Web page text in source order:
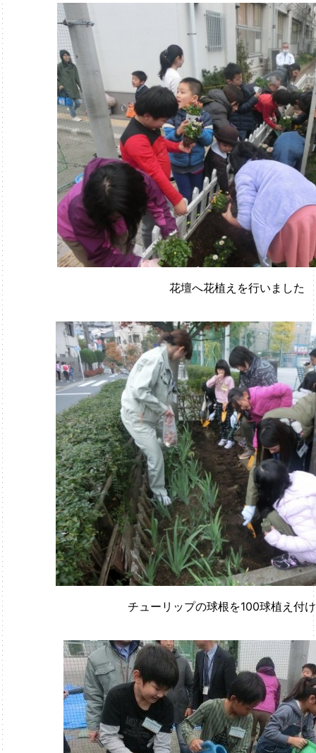
花壇へ花植えを行いました
チューリップの球根を100球植え付